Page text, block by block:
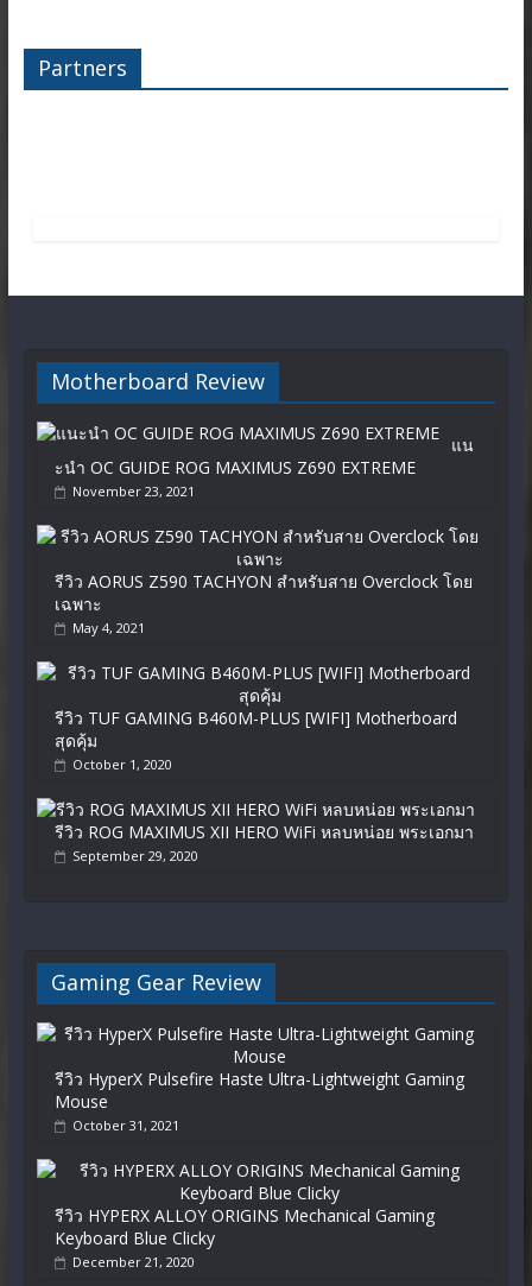
Partners
Motherboard Review
แน
ะนำ OC GUIDE ROG MAXIMUS Z690 EXTREME
November 23, 2021
รีวิว AORUS Z590 TACHYON สำหรับสาย Overclock โดย
เฉพาะ
May 4, 2021
รีวิว TUF GAMING B460M-PLUS [WIFI] Motherboard
สุดคุ้ม
October 1, 2020
รีวิว ROG MAXIMUS XII HERO WiFi หลบหน่อย พระเอกมา
September 29, 2020
Gaming Gear Review
รีวิว HyperX Pulsefire Haste Ultra-Lightweight Gaming
Mouse
October 31, 2021
รีวิว HYPERX ALLOY ORIGINS Mechanical Gaming
Keyboard Blue Clicky
December 21, 2020